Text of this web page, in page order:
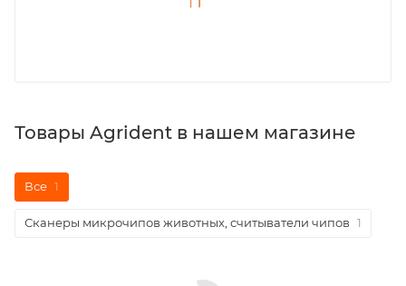
Товары Agrident в нашем магазине
Все 1
Сканеры микрочипов животных, считыватели чипов 1